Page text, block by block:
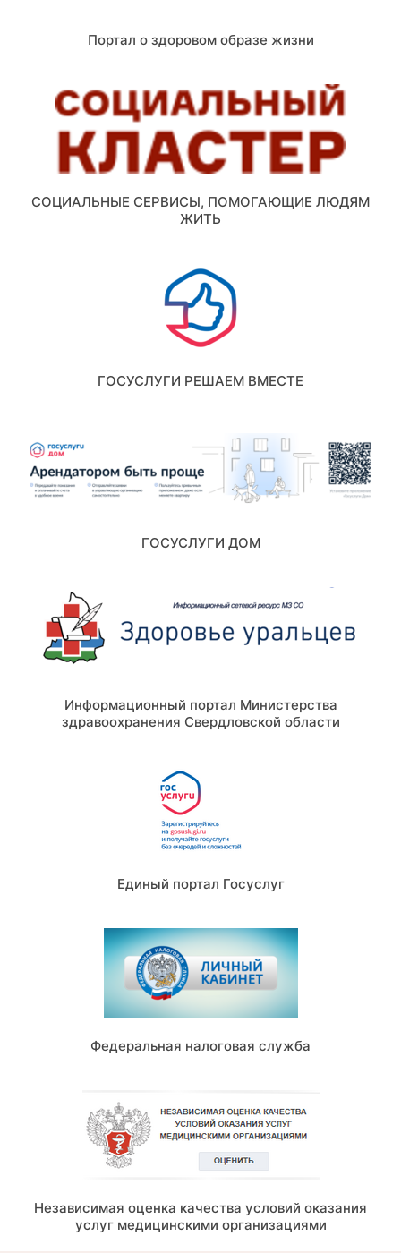
Портал о здоровом образе жизни
СОЦИАЛЬНЫЕ СЕРВИСЫ, ПОМОГАЮЩИЕ ЛЮДЯМ
ЖИТЬ
ГОСУСЛУГИ РЕШАЕМ ВМЕСТЕ
ГОСУСЛУГИ ДОМ
Информационный портал Министерства
здравоохранения Свердловской области
Единый портал Госуслуг
Федеральная налоговая служба
Независимая оценка качества условий оказания
услуг медицинскими организациями